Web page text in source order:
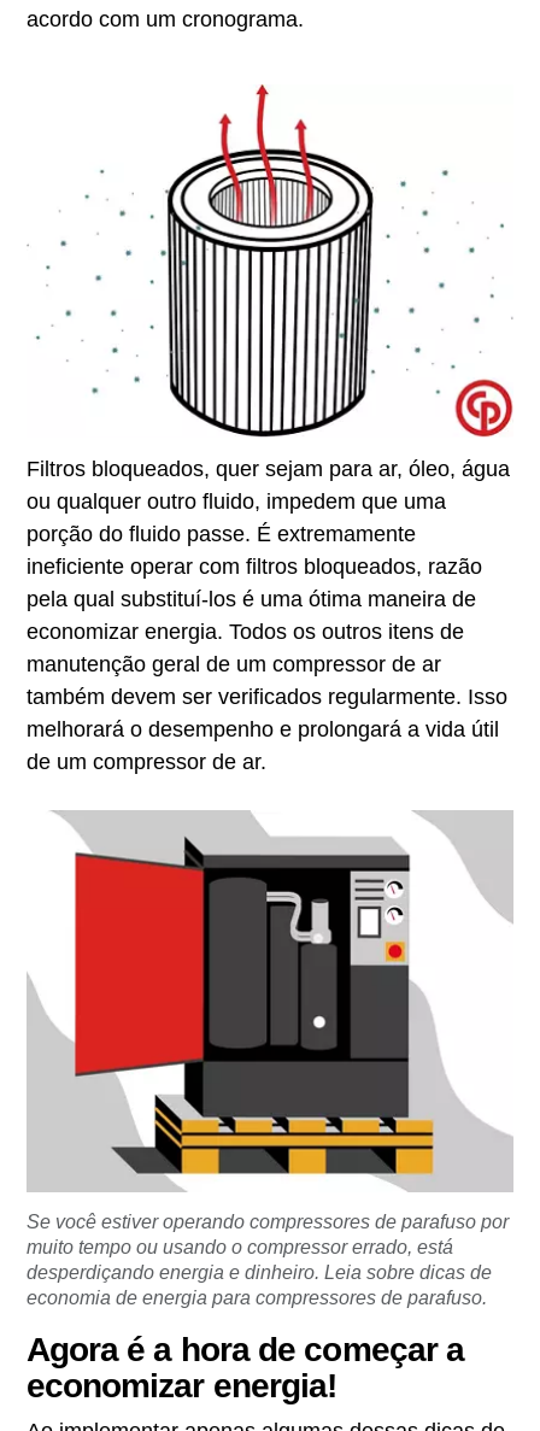
acordo com um cronograma.
Filtros bloqueados, quer sejam para ar, óleo, água
ou qualquer outro fluido, impedem que uma
porção do fluido passe. É extremamente
ineficiente operar com filtros bloqueados, razão
pela qual substituí-los é uma ótima maneira de
economizar energia. Todos os outros itens de
manutenção geral de um compressor de ar
também devem ser verificados regularmente. Isso
melhorará o desempenho e prolongará a vida útil
de um compressor de ar.
Se você estiver operando compressores de parafuso por
muito tempo ou usando o compressor errado, está
desperdiçando energia e dinheiro. Leia sobre dicas de
economia de energia para compressores de parafuso.
Agora é a hora de começar a
economizar energia!